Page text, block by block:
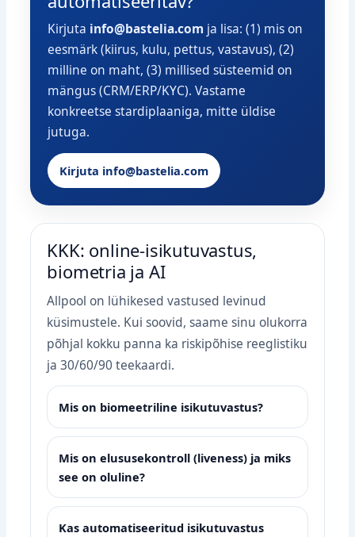
Kirjuta info@bastelia.com ja lisa: (1) mis on
eesmärk (kiirus, kulu, pettus, vastavus), (2)
milline on maht, (3) millised süsteemid on
mängus (CRM/ERP/KYC). Vastame
konkreetse stardiplaaniga, mitte üldise
jutuga.
Kirjuta info@bastelia.com
KKK: online‑isikutuvastus,
biometria ja AI
Allpool on lühikesed vastused levinud
küsimustele. Kui soovid, saame sinu olukorra
põhjal kokku panna ka riskipõhise reeglistiku
ja 30/60/90 teekaardi.
Mis on biomeetriline isikutuvastus?
Mis on elususekontroll (liveness) ja miks
see on oluline?
Kas automatiseeritud isikutuvastus